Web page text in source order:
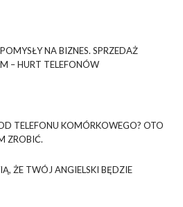
NA BIZNES. SPRZEDAŻ
– HURT TELEFONÓW
TELEFONU KOMÓRKOWEGO? OTO
ZROBIĆ.
ŻE TWÓJ ANGIELSKI BĘDZIE